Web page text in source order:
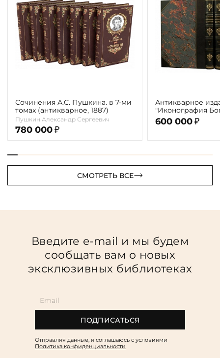
Сочинения А.С. Пушкина. в 7-ми
томах (антикварное, 1887)
Пушкин Александр Сергеевич
780 000 ₽
Антикварное
"Иконография
г. (в 2-х томах с
автора)
600 000 ₽
СМОТРЕТЬ ВСЕ
Введите e-mail и мы будем
сообщать вам о новых
эксклюзивных библиотеках
ПОДПИСАТЬСЯ
Отправляя данные, я соглашаюсь c условиями
Политика конфиденциальности